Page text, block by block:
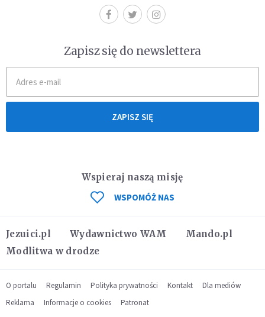
Zapisz się do newslettera
ZAPISZ SIĘ
Jezuici.pl Wydawnictwo WAM
Mando.pl
Modlitwa w drodze
Wspieraj naszą misję
WSPOMÓŻ NAS
O portalu Regulamin Polityka prywatności Kontakt
Dla mediów
Reklama
Informacje o cookies Patronat